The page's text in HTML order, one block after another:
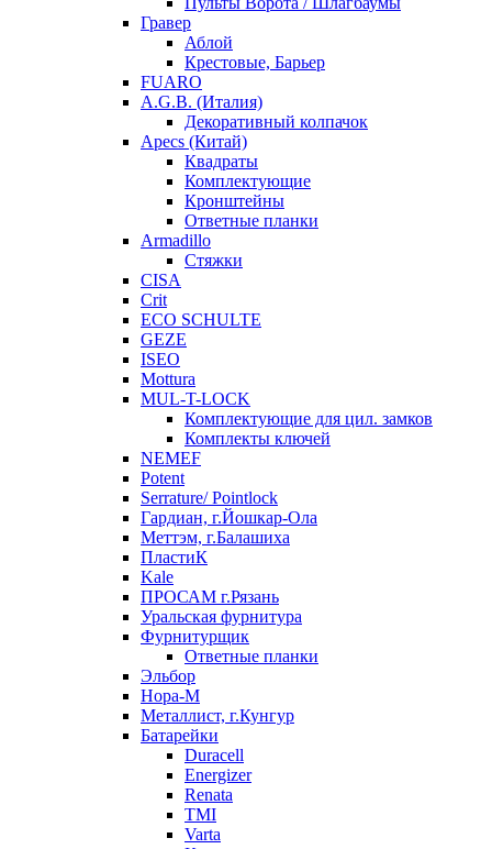
Гравер
Аблой
Крестовые, Барьер
FUARO
A.G.B. (Италия)
Декоративный колпачок
Apecs (Китай)
Квадраты
Комплектующие
Кронштейны
Ответные планки
Armadillo
Стяжки
CISA
Crit
ECO SCHULTE
GEZE
ISEO
Mottura
MUL-T-LOCK
Комплектующие для цил. замков
Комплекты ключей
NEMEF
Potent
Serrature/ Pointlock
Гардиан, г.Йошкар-Ола
Меттэм, г.Балашиха
ПластиК
Kale
ПРОСАМ г.Рязань
Уральская фурнитура
Фурнитурщик
Ответные планки
Эльбор
Нора-М
Металлист, г.Кунгур
Батарейки
Duracell
Energizer
Renata
TMI
Varta